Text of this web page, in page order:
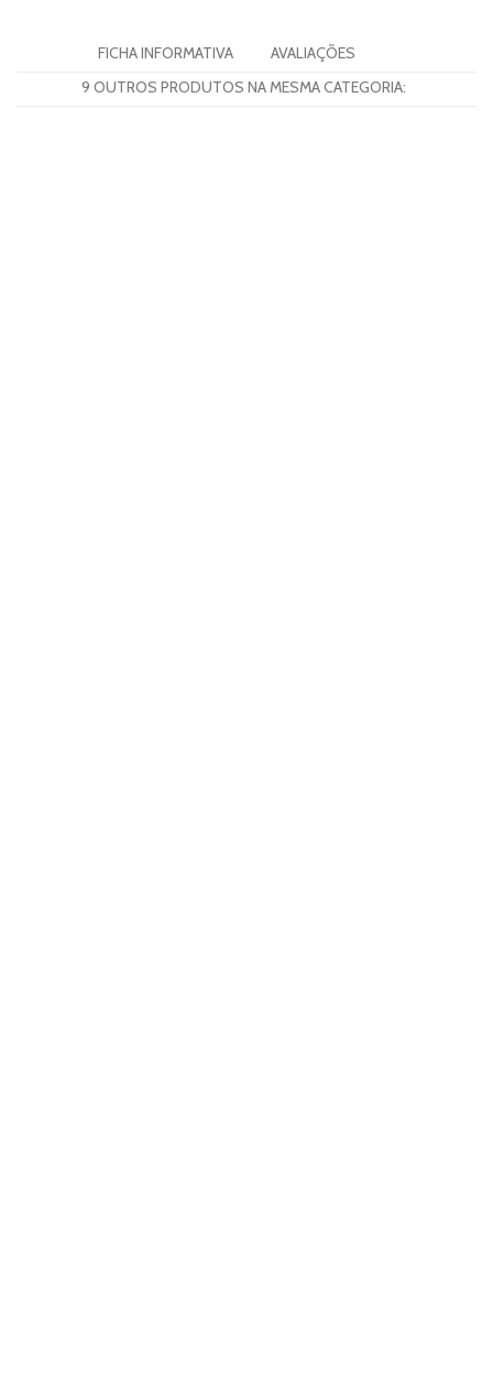
FICHA INFORMATIVA
AVALIAÇÕES
9 OUTROS PRODUTOS NA MESMA CATEGORIA: